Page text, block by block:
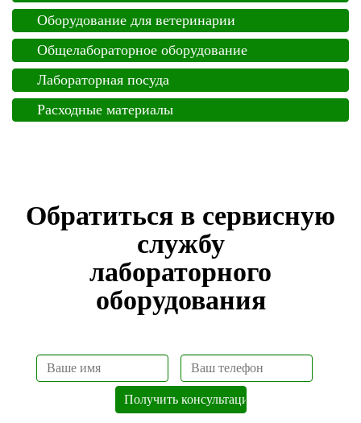
Оборудование для ветеринарии
Общелабораторное оборудование
Лабораторная посуда
Расходные материалы
Обратиться в сервисную
службу
лабораторного
оборудования